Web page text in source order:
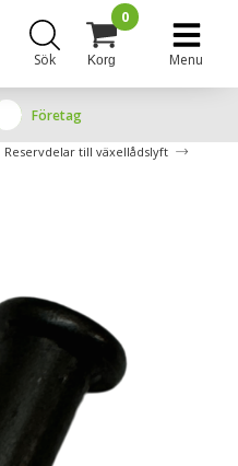
Sök Korg
0
Menu
Företag
Reservdelar till växellådslyft